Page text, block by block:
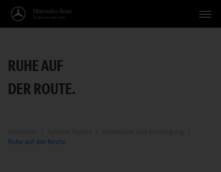
Anwendungen
Themen
RUHE AUF
DER ROUTE.
Ruhe auf der Route.